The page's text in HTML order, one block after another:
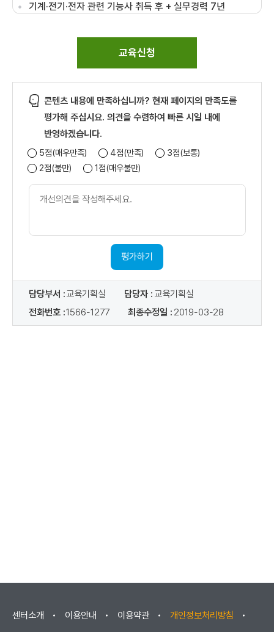
기계·전기·전자 관련 기능사 취득 후 + 실무경력 7년
교육신청
콘텐츠 내용에 만족하십니까? 현재 페이지의 만족도를
평가해 주십시요. 의견을 수렴하여 빠른 시일 내에
반영하겠습니다.
5점(매우만족) 4점(만족)
3점(보통)
2점(불만)
1점(매우불만)
개
평가하기
담당부서 :교육기획실 담당자 : 교육기획실
전화번호 :1566-1277 최종수정일 : 2019-03-28
센터소개 이용안내 이용약관 개인정보처리방침